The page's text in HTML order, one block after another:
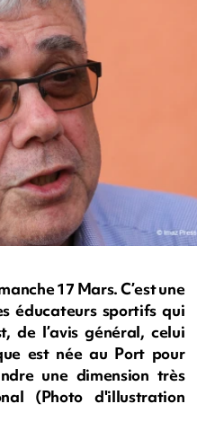
17 Mars. C’est une
éducateurs sportifs qui
de l’avis général, celui
est née au Port pour
une dimension très
(Photo d'illustration